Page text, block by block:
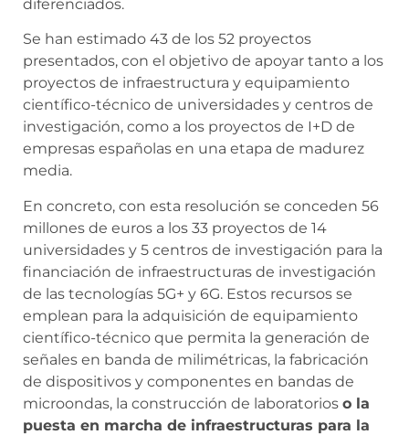
diferenciados.
Se han estimado 43 de los 52 proyectos
presentados, con el objetivo de apoyar tanto a los
proyectos de infraestructura y equipamiento
científico-técnico de universidades y centros de
investigación, como a los proyectos de I+D de
empresas españolas en una etapa de madurez
media.
En concreto, con esta resolución se conceden 56
millones de euros a los 33 proyectos de 14
universidades y 5 centros de investigación para la
financiación de infraestructuras de investigación
de las tecnologías 5G+ y 6G. Estos recursos se
emplean para la adquisición de equipamiento
científico-técnico que permita la generación de
señales en banda de milimétricas, la fabricación
de dispositivos y componentes en bandas de
microondas, la construcción de laboratorios o la
puesta en marcha de infraestructuras para la